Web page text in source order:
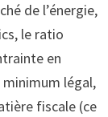
de l’énergie,
le ratio
en
légal,
fiscale (ce